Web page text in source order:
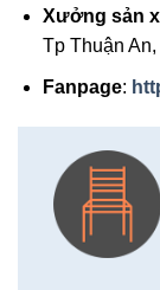
Xưởng sản
Tp Thuận
Fanpage: